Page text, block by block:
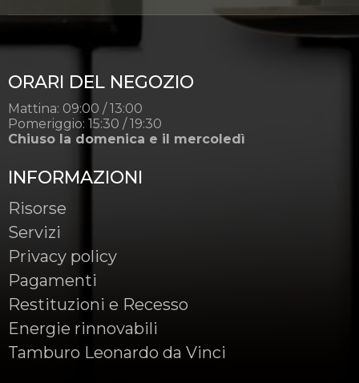
ORARI DEL NEGOZIO
Mattina: 09:00 / 13:00
Pomeriggio: 15:30 / 19:30
Chiuso la domenica e il mercoledì
INFORMAZIONI
Risorse
Servizi
Privacy policy
Pagamenti
Restituzioni e Recesso
Energie rinnovabili
Tamburo Leonardo da Vinci